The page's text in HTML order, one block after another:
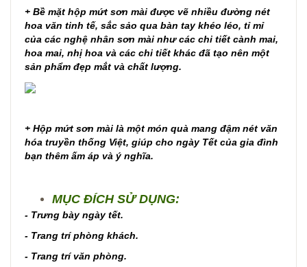
+ Bề mặt hộp mứt sơn mài được vẽ nhiều đường nét
hoa văn tinh tế, sắc sảo qua bàn tay khéo léo, tỉ mỉ
của các nghệ nhân sơn mài như các chi tiết cành mai,
hoa mai, nhị hoa và các chi tiết khác đã tạo nên một
sản phẩm đẹp mắt và chất lượng.
+ Hộp mứt sơn mài là một món quà mang đậm nét văn
hóa truyền thống Việt, giúp cho ngày Tết của gia đình
bạn thêm ấm áp và ý nghĩa.
MỤC ĐÍCH SỬ DỤNG:
- Trưng bày ngày tết.
- Trang trí phòng khách.
- Trang trí văn phòng.